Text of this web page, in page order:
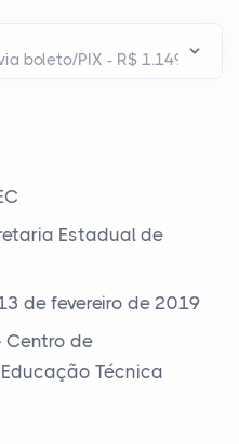
Estadual de
de fevereiro de 2019
Centro de
Técnica